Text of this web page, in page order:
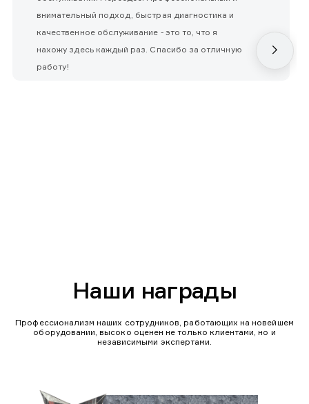
внимательный подход, быстрая диагностика и
качественное обслуживание - это то, что я
нахожу здесь каждый раз. Спасибо за отличную
работу!
Наши награды
Профессионализм наших сотрудников, работающих на новейшем
оборудовании, высоко оценен не только клиентами, но и
независимыми экспертами.